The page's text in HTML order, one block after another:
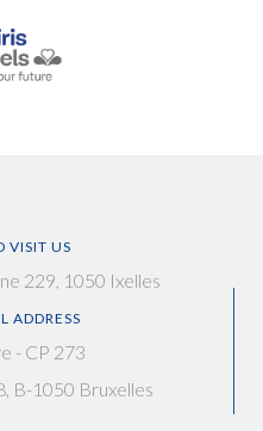
VISIT US
229, 1050 Ixelles
ADDRESS
- CP 273
B-1050 Bruxelles